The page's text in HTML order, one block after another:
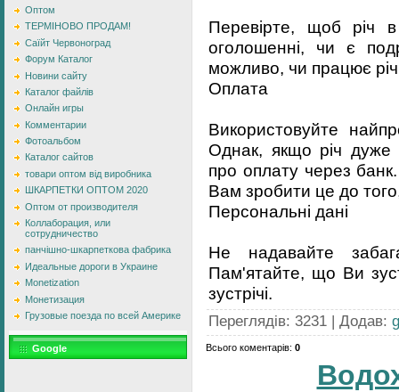
Оптом
ТЕРМІНОВО ПРОДАМ!
Саїйт Червоноград
Форум Каталог
Новини сайту
Каталог файлів
Онлайн игры
Комментарии
Фотоальбом
Каталог сайтов
товари оптом від виробника
ШКАРПЕТКИ ОПТОМ 2020
Оптом от производителя
Коллаборация, или
сотрудничество
панчішно-шкарпеткова фабрика
Идеальные дороги в Украине
Monetization
Монетизация
Грузовые поезда по всей Америке
Google
Перевірте, щоб річ в
оголошенні, чи є
можливо, чи працює
Оплата
Використовуйте
Однак, якщо річ дуже
про оплату через
Вам зробити це до
Персональні дані
Не надавайте
Пам'ятайте, що Ви
зустрічі.
Переглядів: 3231 | Додав:
Всього коментарів: 0